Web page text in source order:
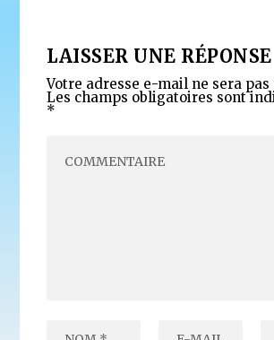
LAISSER UNE RÉPONSE
Votre adresse e-mail ne sera pas
Les champs obligatoires sont
*